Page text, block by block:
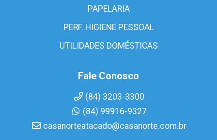
PAPELARIA
PERF. HIGIENE PESSOAL
UTILIDADES DOMÉSTICAS
Fale Conosco
(84) 3203-3300
(84) 99916-9327
casanorteatacado@casanorte.com.br